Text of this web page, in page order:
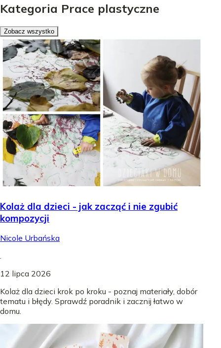
Kategoria Prace plastyczne
Zobacz wszystko
Kolaż dla dzieci - jak zacząć i nie zgubić
kompozycji
Nicole Urbańska
.
12 lipca 2026
Kolaż dla dzieci krok po kroku - poznaj materiały, dobór
tematu i błędy. Sprawdź poradnik i zacznij łatwo w
domu.